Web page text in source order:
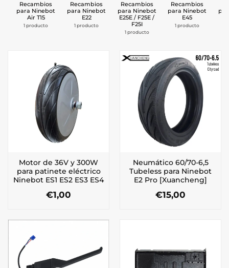
Recambios
para Ninebot
Air T15
1 producto
Recambios
para Ninebot
E22
1 producto
Recambios
para Ninebot
E25E / F25E /
F25I
1 producto
Recambios
para Ninebot
E45
1 producto
Motor de 36V y 300W
para patinete eléctrico
Ninebot ES1 ES2 ES3 ES4
€1,00
Neumático 60/70-6,5
Tubeless para Ninebot
E2 Pro [Xuancheng]
€15,00